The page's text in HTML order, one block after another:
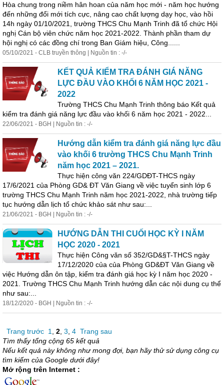
Hòa chung trong niềm hân hoan của năm học mới - năm học hướng
đến những đổi mới tích cực, nâng cao chất lượng dạy học, vào hồi
14h ngày 01/10/2021, trường THCS Chu Mạnh Trinh đã tổ chức Hội
nghị Cán bộ viên chức năm học 2021-2022. Thành phần tham dự
hội nghị có các đồng chí trong Ban Giám hiệu, Công......
05/10/2021 - CLB truyền thông | Nguồn tin : -/-
KẾT QUẢ KIỂM TRA ĐÁNH GIÁ NĂNG
LỰC ĐẦU VÀO KHỐI 6 NĂM HỌC 2021 -
2022
Trường THCS Chu Mạnh Trinh thông báo Kết quả
kiểm tra đánh giá năng lực đầu vào khối 6 năm học 2021 - 2022...
22/06/2021 - BGH | Nguồn tin : -/-
Hướng dẫn kiểm tra đánh giá năng lực đầu
vào khối 6 trường THCS Chu Mạnh Trinh
năm học 2021 – 2021.
Thực hiện công văn 224/GDĐT-THCS ngày
17/6/2021 của Phòng GD& ĐT Văn Giang về việc tuyển sinh lớp 6
trường THCS Chu Mạnh Trinh năm học 2021-2022, nhà trường tiếp
tục hướng dẫn lịch tổ chức khảo sát như sau:...
21/06/2021 - BGH | Nguồn tin : -/-
HƯỚNG DẪN THI CUỐI HỌC KỲ I NĂM
HỌC 2020 - 2021
Thực hiện Công văn số 352/GD&§T-THCS ngày
17/12/2020 của của Phòng GD&ĐT Văn Giang về
việc Hướng dẫn ôn tập, kiểm tra đánh giá học kỳ I năm học 2020 -
2021. Trường THCS Chu Mạnh Trinh hướng dẫn các nội dung cụ thể
như sau:...
18/12/2020 - BGH | Nguồn tin : -/-
Trang trước 1 2 3 4 Trang sau
Tìm thấy tổng cộng 65 kết quả
Nếu kết quả này không như mong đợi, bạn hãy thử sử dụng công cụ
tìm kiếm của Google dưới đây!
Mở rộng trên Internet :